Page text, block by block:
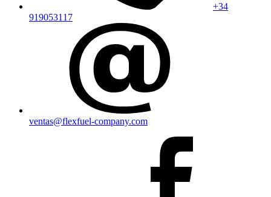
+34
919053117
ventas@flexfuel-company.com